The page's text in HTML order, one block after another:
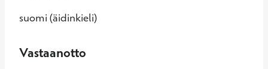
suomi (äidinkieli)
Vastaanotto